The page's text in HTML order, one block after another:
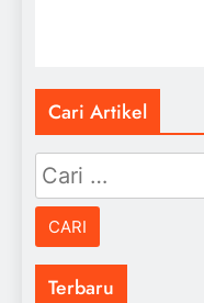
Cari Artikel
Cari
untuk:
Terbaru